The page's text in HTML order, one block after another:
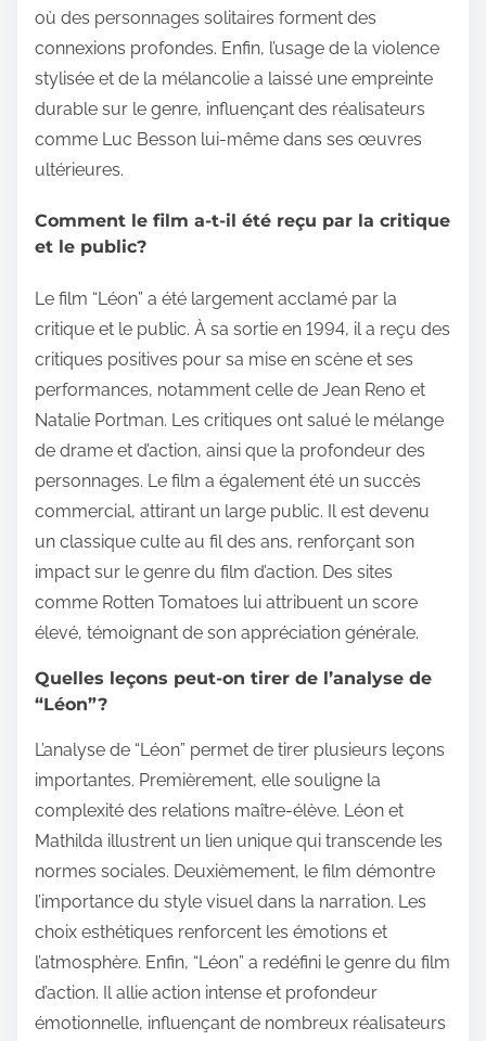
où des personnages solitaires forment des
connexions profondes. Enfin, l’usage de la violence
stylisée et de la mélancolie a laissé une empreinte
durable sur le genre, influençant des réalisateurs
comme Luc Besson lui-même dans ses œuvres
ultérieures.
Comment le film a-t-il été reçu par la critique
et le public?
Le film “Léon” a été largement acclamé par la
critique et le public. À sa sortie en 1994, il a reçu des
critiques positives pour sa mise en scène et ses
performances, notamment celle de Jean Reno et
Natalie Portman. Les critiques ont salué le mélange
de drame et d’action, ainsi que la profondeur des
personnages. Le film a également été un succès
commercial, attirant un large public. Il est devenu
un classique culte au fil des ans, renforçant son
impact sur le genre du film d’action. Des sites
comme Rotten Tomatoes lui attribuent un score
élevé, témoignant de son appréciation générale.
Quelles leçons peut-on tirer de l’analyse de
“Léon”?
L’analyse de “Léon” permet de tirer plusieurs leçons
importantes. Premièrement, elle souligne la
complexité des relations maître-élève. Léon et
Mathilda illustrent un lien unique qui transcende les
normes sociales. Deuxièmement, le film démontre
l’importance du style visuel dans la narration. Les
choix esthétiques renforcent les émotions et
l’atmosphère. Enfin, “Léon” a redéfini le genre du film
d’action. Il allie action intense et profondeur
émotionnelle, influençant de nombreux réalisateurs